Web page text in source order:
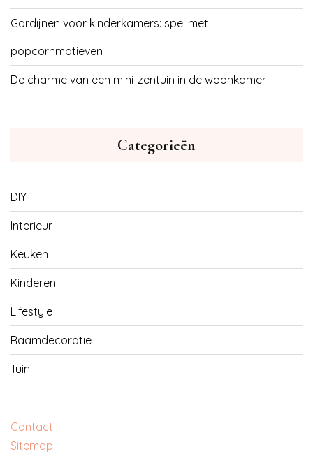
Gordijnen voor kinderkamers: spel met
popcornmotieven
De charme van een mini-zentuin in de woonkamer
Categorieën
DIY
Interieur
Keuken
Kinderen
Lifestyle
Raamdecoratie
Tuin
Contact
Sitemap